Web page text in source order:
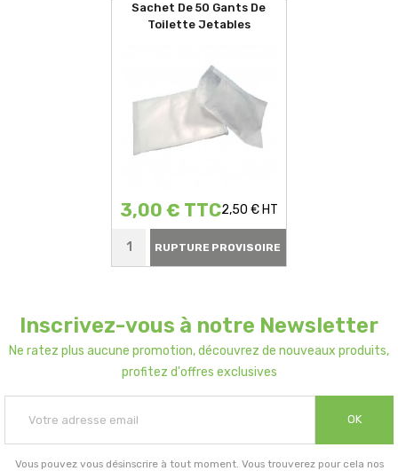
Sachet De 50 Gants De
Toilette Jetables
3,00 € TTC2,50 € HT
RUPTURE PROVISOIRE
Inscrivez-vous à notre Newsletter
Ne ratez plus aucune promotion, découvrez de nouveaux produits,
profitez d'offres exclusives
OK
Vous pouvez vous désinscrire à tout moment. Vous trouverez pour cela nos